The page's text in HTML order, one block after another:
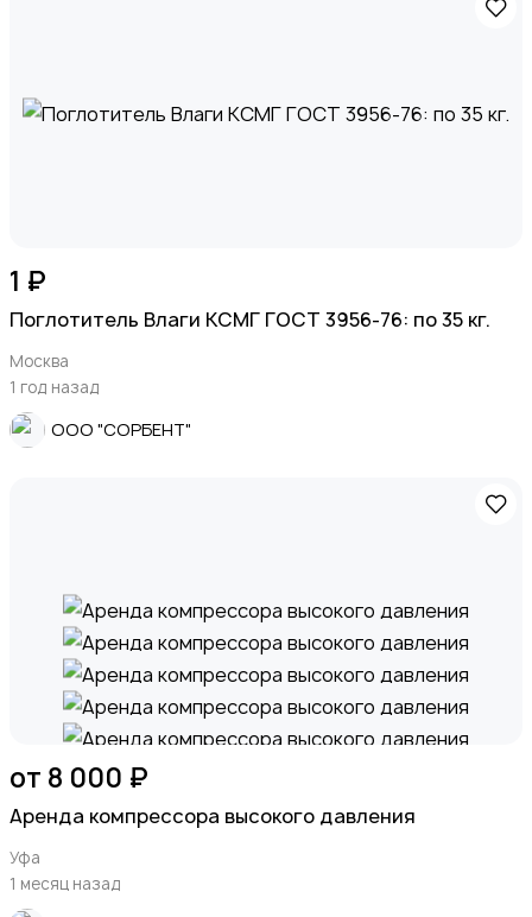
1 ₽
Поглотитель Влаги КСМГ ГОСТ 3956-76: по 35 кг.
Москва
1 год назад
ООО "СОРБЕНТ"
от 8 000 ₽
Аренда компрессора высокого давления
Уфа
1 месяц назад